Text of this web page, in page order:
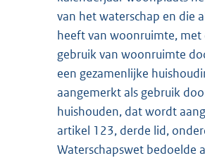
van het waterschap en die
heeft van woonruimte,
gebruik van woonruimte
een gezamenlijke
aangemerkt als gebruik
huishouden, dat wordt
artikel 123, derde lid,
Waterschapswet bedoelde